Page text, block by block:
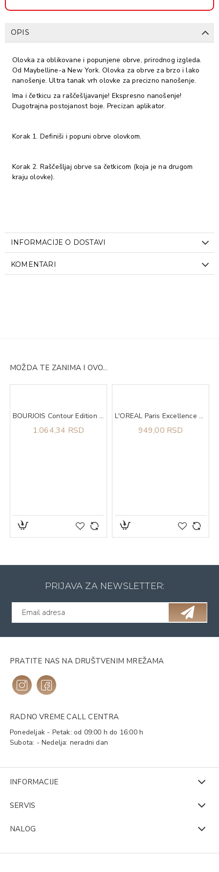
OPIS
Olovka za oblikovane i popunjene obrve, prirodnog izgleda. ​
Od Maybelline-a New York. Olovka za obrve za brzo i lako
nanošenje.​ Ultra tanak vrh olovke za precizno nanošenje. ​
Ima i četkicu za raščešljavanje! ​Ekspresno nanošenje!
Dugotrajna postojanost boje. ​Precizan aplikator.​
Korak 1. Definiši i popuni obrve olovkom.​
Korak 2. Raščešljaj obrve sa četkicom (koja je na drugom
kraju olovke).
INFORMACIJE O DOSTAVI
KOMENTARI
MOŽDA TE ZANIMA I OVO...
BOURJOIS Contour Edition lip pencil 11
1.064,34 RSD
L'OREAL Paris Excellence 7 boja za kosu
949,00 RSD
PRIJAVA ZA NEWSLETTER:
PRATITE NAS NA DRUŠTVENIM MREŽAMA
RADNO VREME CALL CENTRA
Ponedeljak - Petak: od 09:00 h do 16:00 h
Subota: - Nedelja: neradni dan
INFORMACIJE
SERVIS
NALOG